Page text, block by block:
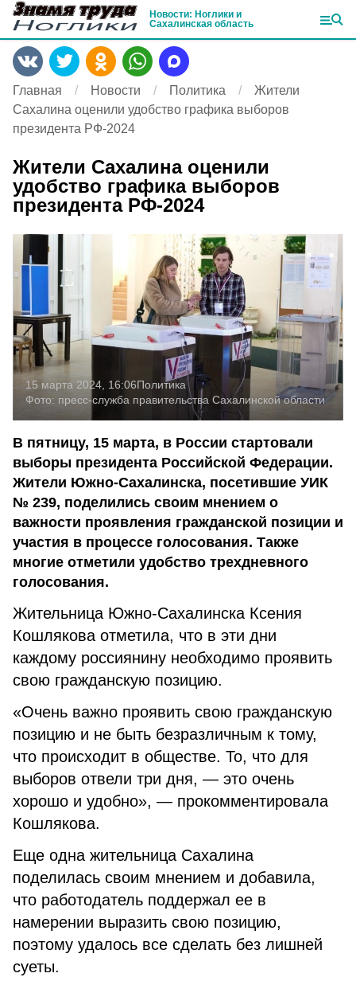
Новости: Ноглики и
Сахалинская область
Главная Новости Политика
Жители
Сахалина оценили удобство графика выборов
президента РФ-2024
Жители Сахалина оценили
удобство графика выборов
президента РФ-2024
15 марта 2024, 16:06Политика
Фото: пресс-служба правительства Сахалинской области
В пятницу, 15 марта, в России стартовали
выборы президента Российской Федерации.
Жители Южно-Сахалинска, посетившие УИК
№ 239, поделились своим мнением о
важности проявления гражданской позиции и
участия в процессе голосования. Также
многие отметили удобство трехдневного
голосования.
Жительница Южно-Сахалинска Ксения
Кошлякова отметила, что в эти дни
каждому россиянину необходимо проявить
свою гражданскую позицию.
«Очень важно проявить свою гражданскую
позицию и не быть безразличным к тому,
что происходит в обществе. То, что для
выборов отвели три дня, — это очень
хорошо и удобно», — прокомментировала
Кошлякова.
Еще одна жительница Сахалина
поделилась своим мнением и добавила,
что работодатель поддержал ее в
намерении выразить свою позицию,
поэтому удалось все сделать без лишней
суеты.